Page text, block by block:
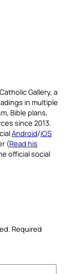
Gallery, a
in multiple
Bible plans,
since 2013.
Android/iOS
(Read his
official social
Required